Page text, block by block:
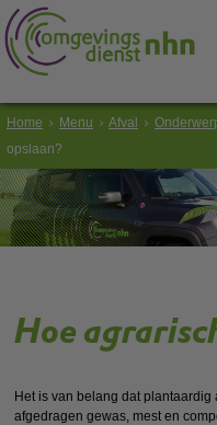
Home Menu Afval
opslaan?
Hoe
Het is van belang dat
afgedragen gewas, mest en